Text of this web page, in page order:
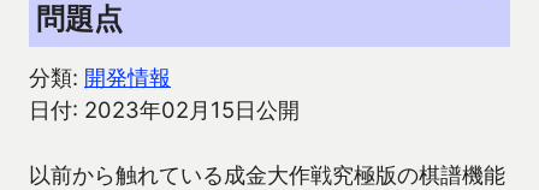
問題点
分類: 開発情報
日付: 2023年02月15日公開
以前から触れている成金大作戦究極版の棋譜機能